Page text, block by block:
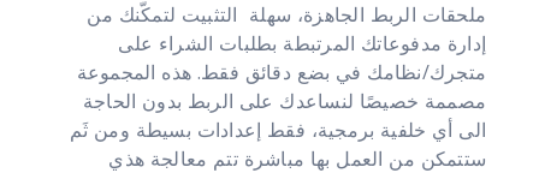
ملحقات الربط الجاهزة، سهلة التثبيت لتمكّنك من
إدارة مدفوعاتك المرتبطة بطلبات الشراء على
متجرك/نظامك في بضع دقائق فقط. هذه المجموعة
مصممة خصيصًا لنساعدك على الربط بدون الحاجة
الى أي خلفية برمجية، فقط إعدادات بسيطة ومن ثَم
ستتمكن من العمل بها مباشرة تتم معالجة هذي